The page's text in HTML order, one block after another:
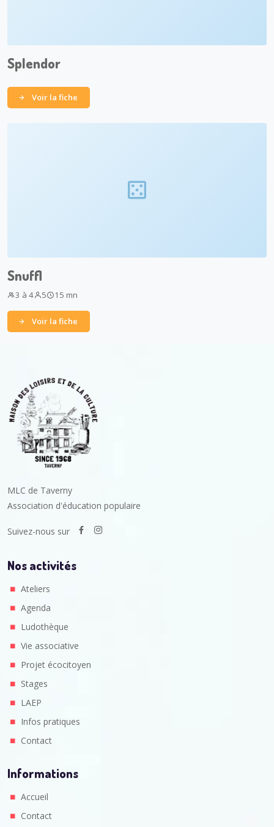
Splendor
Voir la fiche
Snuffl
3 à 4 5 15 mn
Voir la fiche
MLC de Taverny
Association d'éducation populaire
Suivez-nous sur
Nos activités
Ateliers
Agenda
Ludothèque
Vie associative
Projet écocitoyen
Stages
LAEP
Infos pratiques
Contact
Informations
Accueil
Contact